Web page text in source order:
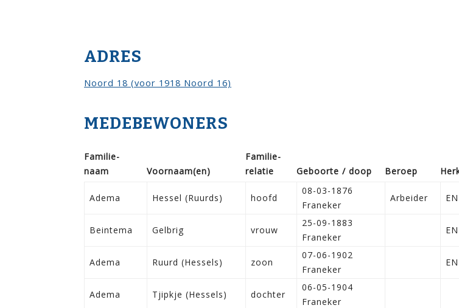
ADRES
Noord 18 (voor 1918 Noord 16)
MEDEBEWONERS
Familie­
naam
Voor­naam(en)
Familie­
relatie
Geboorte / doop Beroep
Adema Hessel (Ruurds) hoofd
08-03-1876
Franeker
Arbeider
Beintema Gelbrig vrouw
25-09-1883
Franeker
Adema Ruurd (Hessels) zoon
07-06-1902
Franeker
Adema Tjipkje (Hessels) dochter
06-05-1904
Franeker